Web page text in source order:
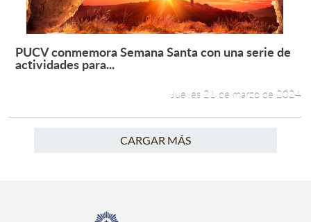
Leer más +
PUCV conmemora Semana Santa con una serie de
actividades para...
Jueves 21 de marzo de 2024
CARGAR MÁS